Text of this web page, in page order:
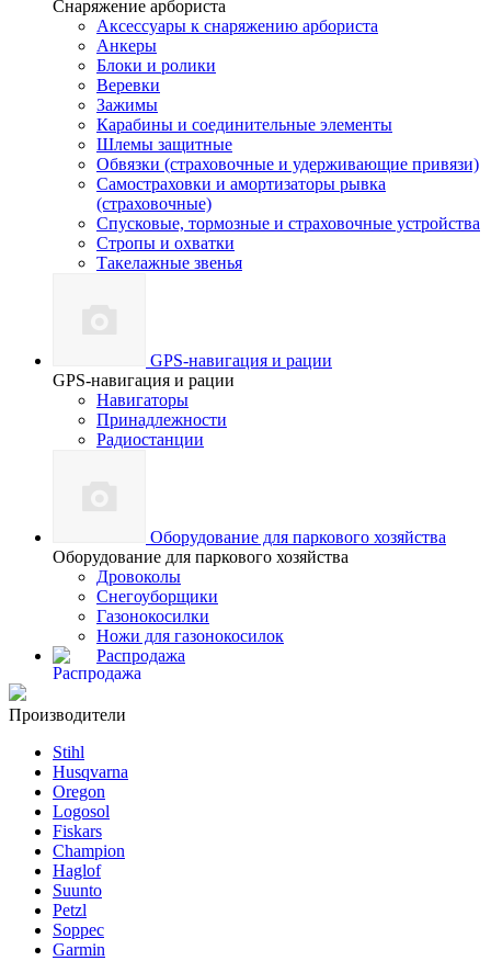
Снаряжение арбориста
Аксессуары к снаряжению арбориста
Анкеры
Блоки и ролики
Веревки
Зажимы
Карабины и соединительные элементы
Шлемы защитные
Обвязки (страховочные и удерживающие привязи)
Самостраховки и амортизаторы рывка
(страховочные)
Спусковые, тормозные и страховочные устройства
Стропы и охватки
Такелажные звенья
GPS-навигация и рации
GPS-навигация и рации
Навигаторы
Принадлежности
Радиостанции
Оборудование для паркового хозяйства
Оборудование для паркового хозяйства
Дровоколы
Снегоуборщики
Газонокосилки
Ножи для газонокосилок
Распродажа
Производители
Stihl
Husqvarna
Oregon
Logosol
Fiskars
Champion
Haglof
Suunto
Petzl
Soppec
Garmin